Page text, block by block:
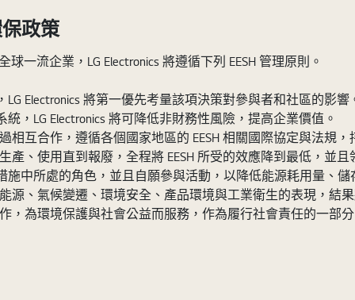
保政策
一流企業，LG Electronics 將遵循下列 EESH 管理原則。
LG Electronics 將第一優先考量該項決策對參與者和社區的影響
統，LG Electronics 將可降低非財務性風險，提高企業價值。
相互合作，遵循各個國家地區的 EESH 相關國際協定與法規，
產、使用直到報廢，全程將 EESH 所受的效應降到最低，並且
施中所處的角色，並且自願參與活動，以降低能源耗用量、
源、氣候變遷、環境安全、產品環境與工業衛生的表現，結
，為環境保護與社會公益而服務，作為履行社會責任的一部分